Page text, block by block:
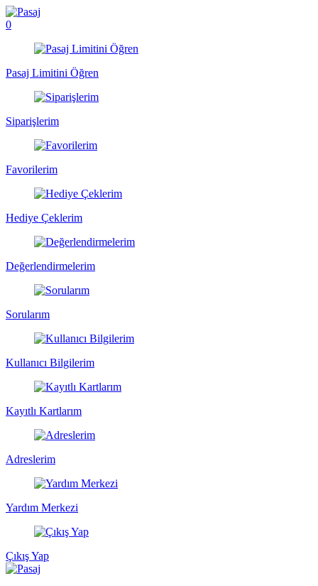
0
Pasaj Limitini Öğren
Siparişlerim
Favorilerim
Hediye Çeklerim
Değerlendirmelerim
Sorularım
Kullanıcı Bilgilerim
Kayıtlı Kartlarım
Adreslerim
Yardım Merkezi
Çıkış Yap